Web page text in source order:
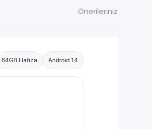
Önerileriniz
64GB Hafıza Android 14